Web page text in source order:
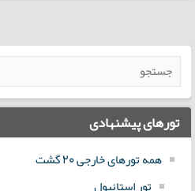
تورهای پیشنهادی
همه تورهای خارجی 20 گشت
تور استانبول